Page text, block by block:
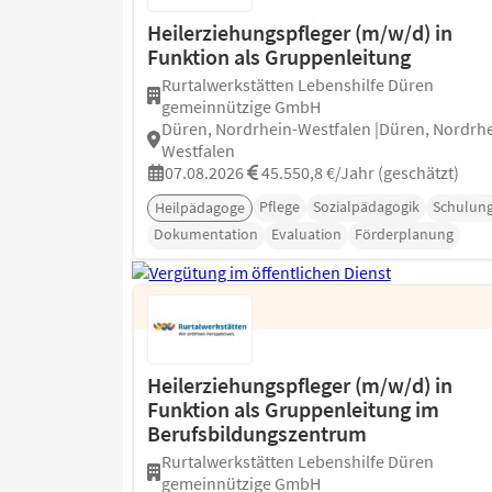
Heilerziehungspfleger (m/w/d) in
Funktion als Gruppenleitung
Rurtalwerkstätten Lebenshilfe Düren
gemeinnützige GmbH
Düren, Nordrhein-Westfalen |Düren,
Westfalen
07.08.2026
45.550,8 €/Jahr (geschätzt)
Heilpädagoge Pflege Sozialpädagogik
Dokumentation
Evaluation Förderplanung
Heilerziehungspfleger (m/w/d) in
Funktion als Gruppenleitung im
Berufsbildungszentrum
Rurtalwerkstätten Lebenshilfe Düren
gemeinnützige GmbH